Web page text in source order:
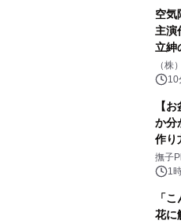
空
主演
立紳
マ
（株
10
【
か分
作り
撫子
1
「
花に